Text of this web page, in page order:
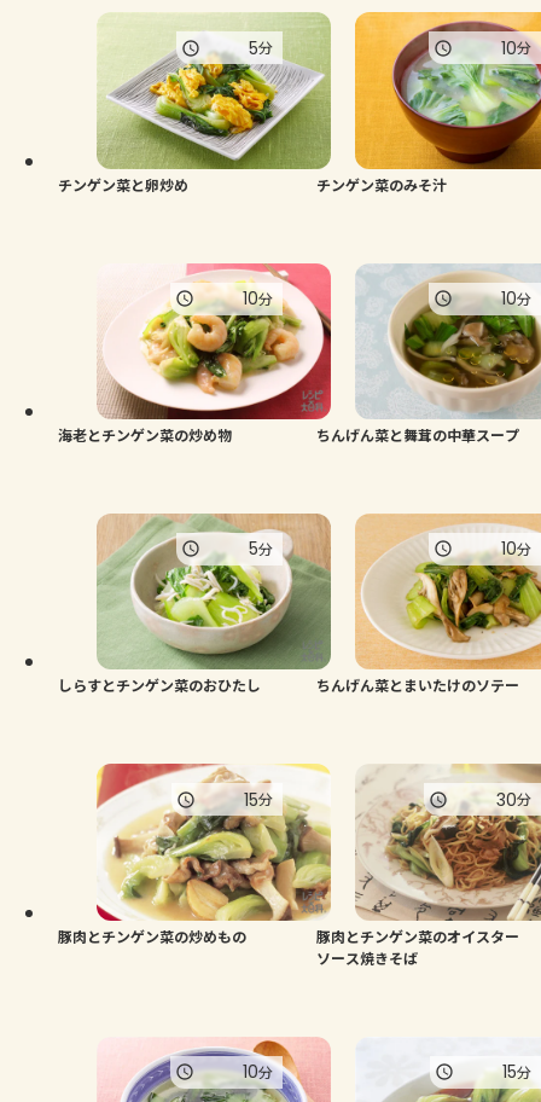
チンゲン菜と卵炒め
5分
チンゲン菜のみそ汁
10分
海老とチンゲン菜の炒め物
10分
ちんげん菜と舞茸の中華スープ
10分
しらすとチンゲン菜のおひたし
5分
ちんげん菜とまいたけのソテー
10分
豚肉とチンゲン菜の炒めもの
15分
豚肉とチンゲン菜のオイスター
ソース焼きそば
30分
10分 15分